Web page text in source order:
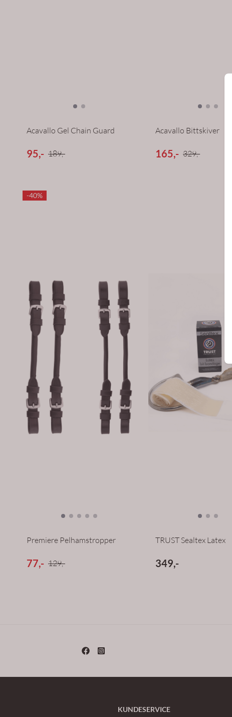
Acavallo Gel Chain Guard
95,- 189,-
Acavallo Bittskiver
165,- 329,-
-40%
Premiere Pelhamstropper
77,- 129,-
TRUST Sealtex Latex
349,-
KUNDESERVICE